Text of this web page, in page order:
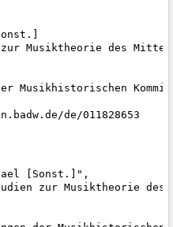
Musiktheorie des
Musikhistorischen
de/011828653
[Sonst.]",
zur Musiktheorie